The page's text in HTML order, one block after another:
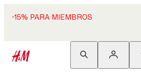
-15% PARA MIEMBROS